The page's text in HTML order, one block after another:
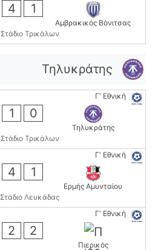
4 1
Αμβρακικός Βόνιτσας
Στάδιο Τρικάλων
Τηλυκράτης
Γ' Εθνική
1 0
Τηλυκράτης
Στάδιο Τρικάλων
Γ' Εθνική
4 1
Ερμής Αμυνταίου
Στάδιο Λευκάδας
Γ' Εθνική
2 2
Πιερικός